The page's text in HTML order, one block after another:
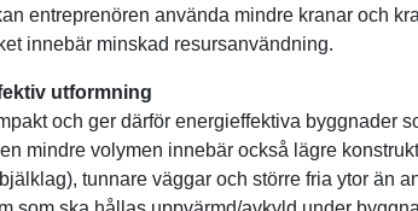
entreprenören använda mindre kranar och
innebär minskad resursanvändning.
utformning
och ger därför energieffektiva byggnader
mindre volymen innebär också lägre
tunnare väggar och större fria ytor än